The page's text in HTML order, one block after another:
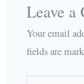
Leave a
Your email
fields are